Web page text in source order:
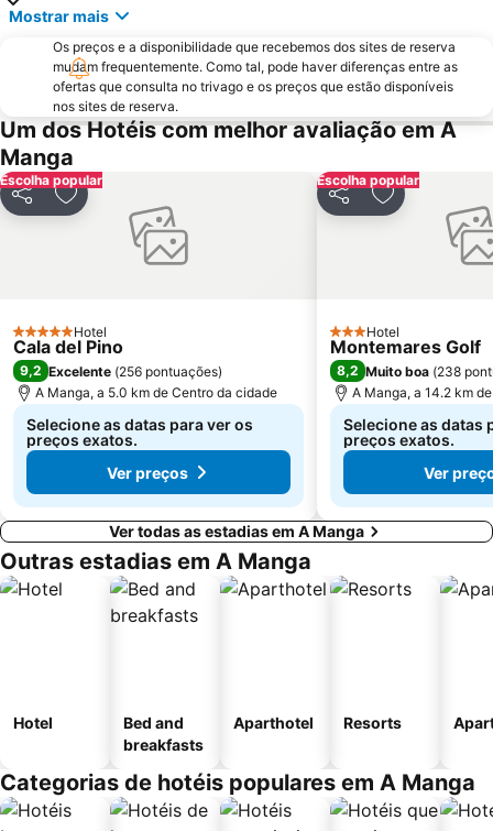
Levante Cabo de Palos
Puerto de Cartagena
Torre de La Mata
El Churra
Vistalegre
Veneziola Golf
San Javier
de Los Narejos
El Mojón
El Puerto
Parque Regional de Calblanque
De los Locos
Cala de Cabo Cervera
Dunas de Guardamar del Segura
Mostrar mais
Os preços e a disponibilidade que recebemos dos sites de reserva
mudam frequentemente. Como tal, pode haver diferenças entre as
ofertas que consulta no trivago e os preços que estão disponíveis
nos sites de reserva.
Um dos Hotéis com melhor avaliação em A
Manga
Escolha popular
PartilharAdicionar aos favoritos
5 EstrelasHotel
Cala del Pino
9,2 Excelente (256 pontuações)
A Manga, a 5.0 km de Centro da cidade
Selecione as datas para ver os
preços exatos.
Ver preços
Escolha popular
PartilharAdicionar
3 Estrelas
Hotel
Montemares Golf
8,2 Muito boa (238
A Manga, a 14.2 km
Selecione as datas
preços exatos.
Ver
Ver todas as estadias em A Manga
Outras estadias em A Manga
Hotel
Bed and
breakfasts
Aparthotel Resorts
Categorias de hotéis populares em A Manga